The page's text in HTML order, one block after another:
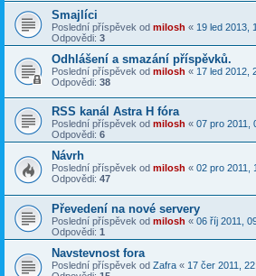
Smajlíci
Poslední příspěvek od milosh « 19 led 2013,
Odpovědi: 3
Odhlášení a smazání příspěvků.
Poslední příspěvek od milosh « 17 led 2012,
Odpovědi: 38
RSS kanál Astra H fóra
Poslední příspěvek od milosh « 07 pro 2011,
Odpovědi: 6
Návrh
Poslední příspěvek od milosh « 02 pro 2011,
Odpovědi: 47
Převedení na nové servery
Poslední příspěvek od milosh « 06 říj 2011,
Odpovědi: 1
Navstevnost fora
Poslední příspěvek od Zafra « 17 čer 2011,